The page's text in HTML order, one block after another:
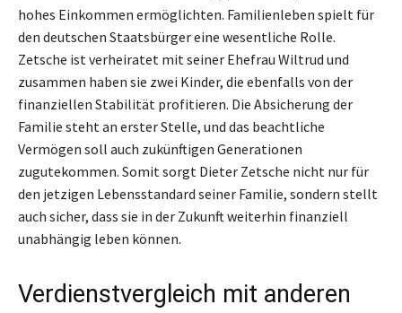
hohes Einkommen ermöglichten. Familienleben spielt für
den deutschen Staatsbürger eine wesentliche Rolle.
Zetsche ist verheiratet mit seiner Ehefrau Wiltrud und
zusammen haben sie zwei Kinder, die ebenfalls von der
finanziellen Stabilität profitieren. Die Absicherung der
Familie steht an erster Stelle, und das beachtliche
Vermögen soll auch zukünftigen Generationen
zugutekommen. Somit sorgt Dieter Zetsche nicht nur für
den jetzigen Lebensstandard seiner Familie, sondern stellt
auch sicher, dass sie in der Zukunft weiterhin finanziell
unabhängig leben können.
Verdienstvergleich mit anderen